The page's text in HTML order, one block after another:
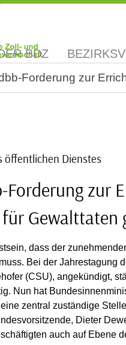
BDZ
Forderung zur
öffentlichen Dienstes
Forderung zur
Gewalttaten
dass der
Bei der Jahrestagung
(CSU), angekündigt,
Nun hat
zentral zuständige
Dieter
auch auf Ebene